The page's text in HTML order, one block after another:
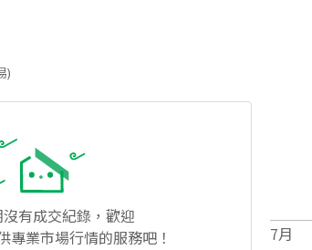
)
沒有成交紀錄，歡迎
專業市場行情的服務吧！
7月